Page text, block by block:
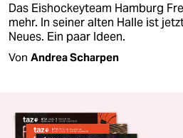
Das Eishockeyteam Hamburg
mehr. In seiner alten Halle ist
Neues. Ein paar Ideen.
Von Andrea Scharpen